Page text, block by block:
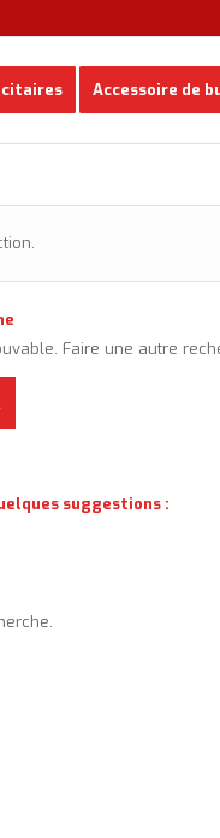
Accessoire de
Faire une autre
suggestions :